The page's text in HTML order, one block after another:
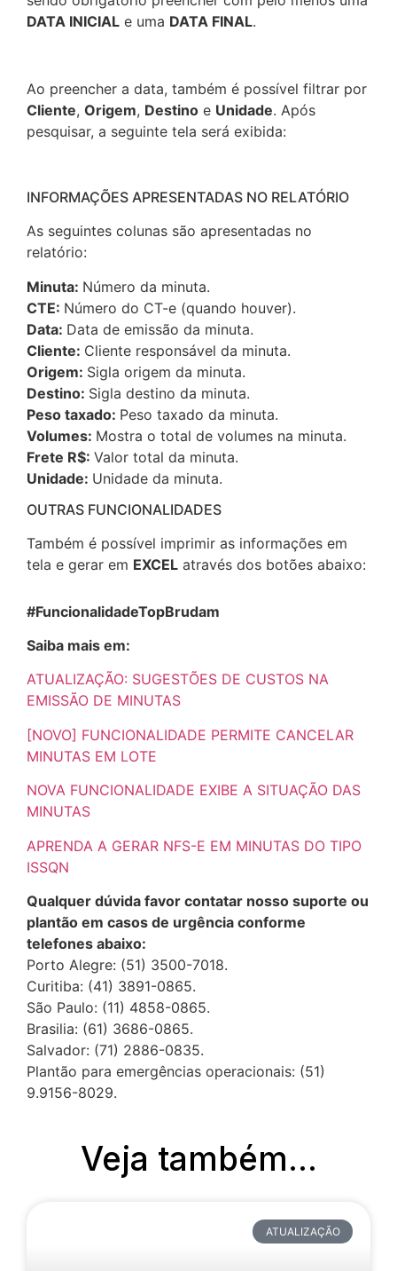
DATA INICIAL e uma DATA FINAL.
Ao preencher a data, também é possível filtrar por
Cliente, Origem, Destino e Unidade. Após
pesquisar, a seguinte tela será exibida:
INFORMAÇÕES APRESENTADAS NO RELATÓRIO
As seguintes colunas são apresentadas no
relatório:
Minuta: Número da minuta.
CTE: Número do CT-e (quando houver).
Data: Data de emissão da minuta.
Cliente: Cliente responsável da minuta.
Origem: Sigla origem da minuta.
Destino: Sigla destino da minuta.
Peso taxado: Peso taxado da minuta.
Volumes: Mostra o total de volumes na minuta.
Frete R$: Valor total da minuta.
Unidade: Unidade da minuta.
OUTRAS FUNCIONALIDADES
Também é possível imprimir as informações em
tela e gerar em EXCEL através dos botões abaixo:
#FuncionalidadeTopBrudam
Saiba mais em:
ATUALIZAÇÃO: SUGESTÕES DE CUSTOS NA
EMISSÃO DE MINUTAS
[NOVO] FUNCIONALIDADE PERMITE CANCELAR
MINUTAS EM LOTE
NOVA FUNCIONALIDADE EXIBE A SITUAÇÃO DAS
MINUTAS
APRENDA A GERAR NFS-E EM MINUTAS DO TIPO
ISSQN
Qualquer dúvida favor contatar nosso suporte ou
plantão em casos de urgência conforme
telefones abaixo:
Porto Alegre: (51) 3500-7018.
Curitiba: (41) 3891-0865.
São Paulo: (11) 4858-0865.
Brasilia: (61) 3686-0865.
Salvador: (71) 2886-0835.
Plantão para emergências operacionais: (51)
9.9156-8029.
Veja também...
ATUALIZAÇÃO